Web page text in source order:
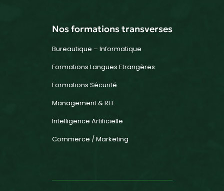
Nos formations transverses
Bureautique – Informatique
Formations Langues Etrangères
Formations Sécurité
Management & RH
Intelligence Artificielle
Commerce / Marketing